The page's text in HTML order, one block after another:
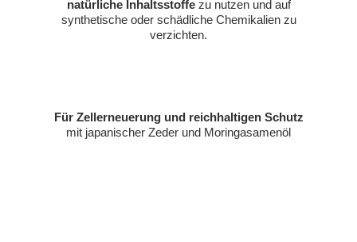
natürliche Inhaltsstoffe zu nutzen und auf
synthetische oder schädliche Chemikalien zu
verzichten.
Für Zellerneuerung und reichhaltigen Schutz
mit japanischer Zeder und Moringasamenöl